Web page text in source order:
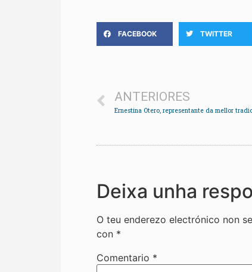
FACEBOOK TWITTER
ANTERIORES
Deixa unha
O teu enderezo electrónico non
con *
Comentario *